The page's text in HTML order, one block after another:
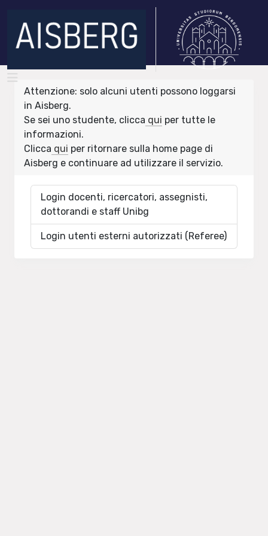
Attenzione: solo alcuni utenti possono loggarsi
in Aisberg.
Se sei uno studente, clicca qui per tutte le
informazioni.
Clicca qui per ritornare sulla home page di
Aisberg e continuare ad utilizzare il servizio.
Login docenti, ricercatori, assegnisti,
dottorandi e staff Unibg
Login utenti esterni autorizzati (Referee)